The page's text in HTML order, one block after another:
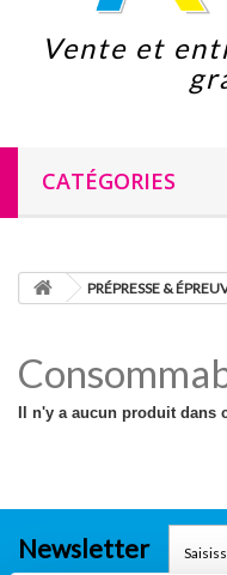
Vente et
CATÉGORIES
PRÉPRESSE &
Il n'y a aucun produit dans
Newsletter